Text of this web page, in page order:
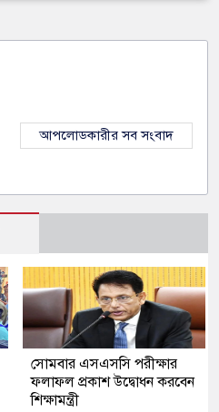
আপলোডকারীর সব সংবাদ
সোমবার এসএসসি পরীক্ষার
ফলাফল প্রকাশ উদ্বোধন করবেন
শিক্ষামন্ত্রী